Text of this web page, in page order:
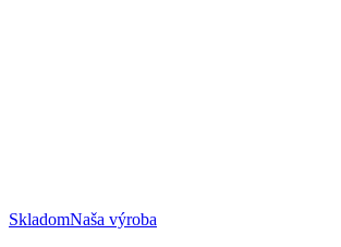
SkladomNaša výroba